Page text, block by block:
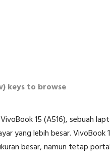
keys to browse
15 (A516), sebuah
yang lebih besar.
besar, namun tetap